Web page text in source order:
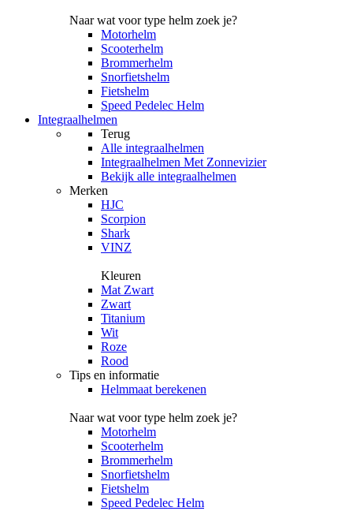
Naar wat voor type helm zoek je?
Motorhelm
Scooterhelm
Brommerhelm
Snorfietshelm
Fietshelm
Speed Pedelec Helm
Integraalhelmen
Terug
Alle integraalhelmen
Integraalhelmen Met Zonnevizier
Bekijk alle integraalhelmen
Merken
HJC
Scorpion
Shark
VINZ
Kleuren
Mat Zwart
Zwart
Titanium
Wit
Roze
Rood
Tips en informatie
Helmmaat berekenen
Naar wat voor type helm zoek je?
Motorhelm
Scooterhelm
Brommerhelm
Snorfietshelm
Fietshelm
Speed Pedelec Helm